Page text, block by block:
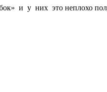
и у них это неплохо